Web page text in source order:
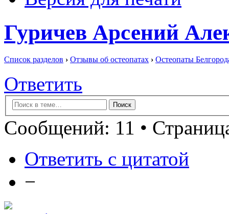
Гуричев Арсений
Список разделов › Отзывы об остеопатах › Остеопаты
Ответить
Сообщений: 11 •
Ответить с цитатой
−